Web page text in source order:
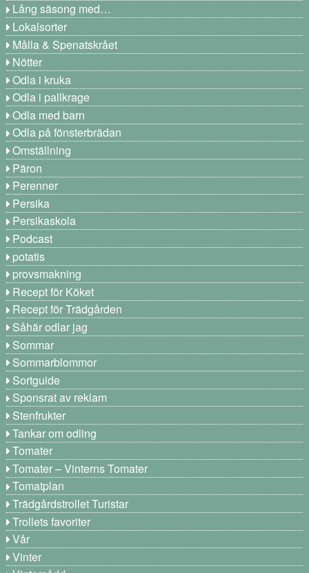
Lång säsong med…
Lokalsorter
Målla & Spenatskrået
Nötter
Odla i kruka
Odla i pallkrage
Odla med barn
Odla på fönsterbrädan
Omställning
Päron
Perenner
Persika
Persikaskola
Podcast
potatis
provsmakning
Recept för Köket
Recept för Trädgården
Såhär odlar jag
Sommar
Sommarblommor
Sortguide
Sponsrat av reklam
Stenfrukter
Tankar om odling
Tomater
Tomater – Vinterns Tomater
Tomatplan
Trädgårdstrollet Turistar
Trollets favoriter
Vår
Vinter